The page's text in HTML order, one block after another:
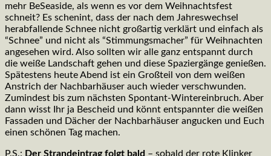
mehr BeSeaside, als wenn es vor dem Weihnachtsfest
schneit? Es schenint, dass der nach dem Jahreswechsel
herabfallende Schnee nicht großartig verklärt und einfach als
“Schnee” und nicht als “Stimmungsmacher” für Weihnachten
angesehen wird. Also sollten wir alle ganz entspannt durch
die weiße Landschaft gehen und diese Spaziergänge genießen.
Spätestens heute Abend ist ein Großteil von dem weißen
Anstrich der Nachbarhäuser auch wieder verschwunden.
Zumindest bis zum nächsten Spontant-Wintereinbruch. Aber
dann wisst Ihr ja Bescheid und könnt entspannter die weißen
Fassaden und Dächer der Nachbarhäuser angucken und Euch
einen schönen Tag machen.
P.S.: Der Strandeintrag folgt bald – sobald der rote Klinker